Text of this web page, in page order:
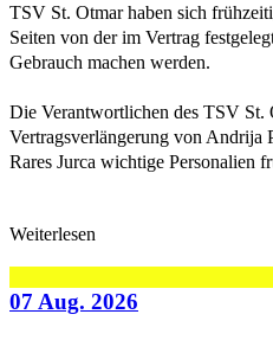
TSV St. Otmar haben sich
Seiten von der im Vertrag
Gebrauch machen werden.
Die Verantwortlichen des TSV St.
Vertragsverlängerung von Andrija
Rares Jurca wichtige Personalien
Weiterlesen
07 Aug. 2026